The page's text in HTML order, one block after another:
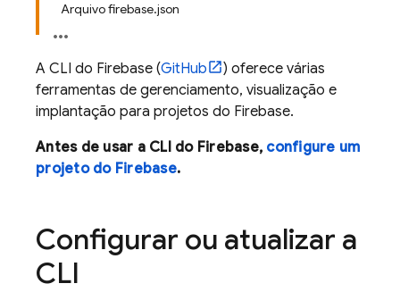
Arquivo firebase.json
A CLI do Firebase (GitHub
) oferece várias
ferramentas de gerenciamento, visualização e
implantação para projetos do Firebase.
Antes de usar a CLI do Firebase, configure um
projeto do Firebase.
Configurar ou atualizar a
CLI